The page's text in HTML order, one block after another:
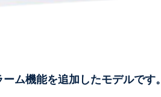
ム機能を追加したモデルです。